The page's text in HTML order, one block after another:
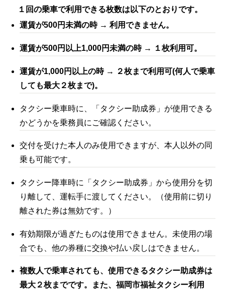
１回の乗車で利用できる枚数は以下のとおりです。
運賃が500円未満の時 → 利用できません。
運賃が500円以上1,000円未満の時 → １枚利用可。
運賃が1,000円以上の時 → ２枚まで利用可(何人で乗車
しても最大２枚まで)。
タクシー乗車時に、「タクシー助成券」が使用できる
かどうかを乗務員にご確認ください。
交付を受けた本人のみ使用できますが、本人以外の同
乗も可能です。
タクシー降車時に「タクシー助成券」から使用分を切
り離して、運転手に渡してください。（使用前に切り
離された券は無効です。）
有効期限が過ぎたものは使用できません。未使用の場
合でも、他の券種に交換や払い戻しはできません。
複数人で乗車されても、使用できるタクシー助成券は
最大２枚までです。また、福岡市福祉タクシー利用